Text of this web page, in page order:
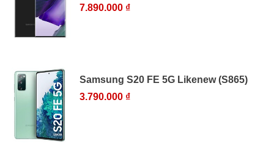
7.890.000 ₫
Samsung S20 FE 5G Likenew (S865)
3.790.000 ₫